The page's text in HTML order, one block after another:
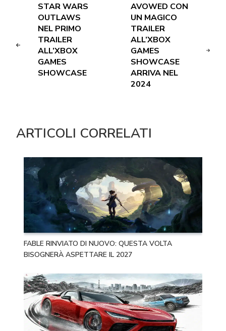
STAR WARS
OUTLAWS
NEL PRIMO
TRAILER
ALL’XBOX
GAMES
SHOWCASE
AVOWED CON
UN MAGICO
TRAILER
ALL’XBOX
GAMES
SHOWCASE
ARRIVA NEL
2024
ARTICOLI CORRELATI
FABLE RINVIATO DI NUOVO: QUESTA VOLTA
BISOGNERÀ ASPETTARE IL 2027